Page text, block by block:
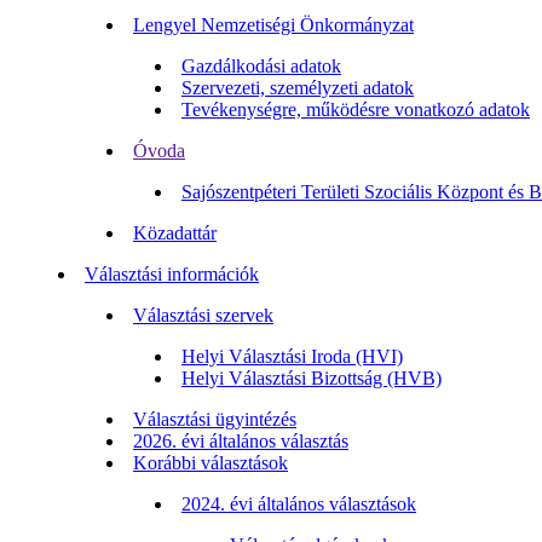
Lengyel Nemzetiségi Önkormányzat
Gazdálkodási adatok
Szervezeti, személyzeti adatok
Tevékenységre, működésre vonatkozó adatok
Óvoda
Sajószentpéteri Területi Szociális Központ és
Közadattár
Választási információk
Választási szervek
Helyi Választási Iroda (HVI)
Helyi Választási Bizottság (HVB)
Választási ügyintézés
2026. évi általános választás
Korábbi választások
2024. évi általános választások